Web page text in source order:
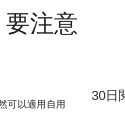
注意
可以適用自用
30日